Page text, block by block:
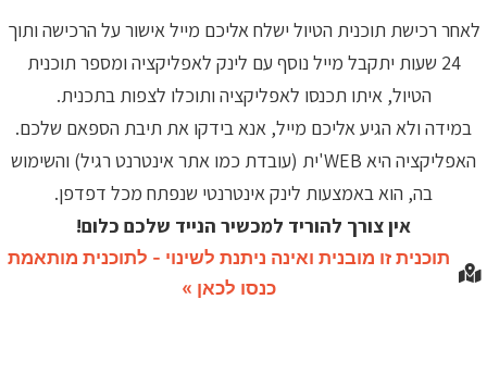
לאחר רכישת תוכנית הטיול ישלח אליכם מייל אישור על הרכישה ותוך
24 שעות יתקבל מייל נוסף עם לינק לאפליקציה ומספר תוכנית
הטיול, איתו תכנסו לאפליקציה ותוכלו לצפות בתכנית.
במידה ולא הגיע אליכם מייל, אנא בידקו את תיבת הספאם שלכם.
האפליקציה היא WEB'ית (עובדת כמו אתר אינטרנט רגיל) והשימוש
בה, הוא באמצעות לינק אינטרנטי שנפתח מכל דפדפן.
אין צורך להוריד למכשיר הנייד שלכם כלום!
תוכנית זו מובנית ואינה ניתנת לשינוי - לתוכנית מותאמת
כנסו לכאן »